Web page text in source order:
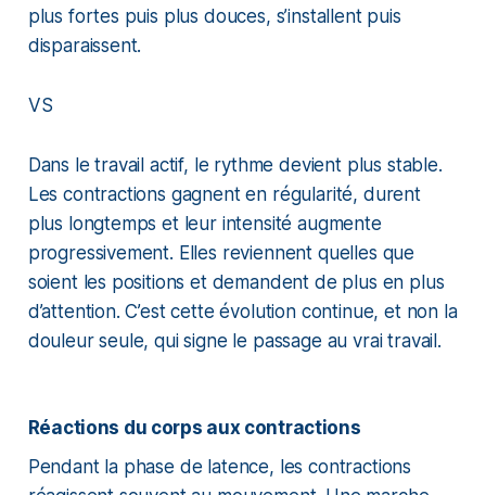
plus fortes puis plus douces, s’installent puis
disparaissent.
VS
Dans le travail actif, le rythme devient plus stable.
Les contractions gagnent en régularité, durent
plus longtemps et leur intensité augmente
progressivement. Elles reviennent quelles que
soient les positions et demandent de plus en plus
d’attention. C’est cette évolution continue, et non la
douleur seule, qui signe le passage au vrai travail.
Réactions du corps aux contractions
Pendant la phase de latence, les contractions